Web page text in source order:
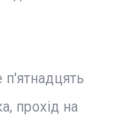
п'ятнадцять
прохід на